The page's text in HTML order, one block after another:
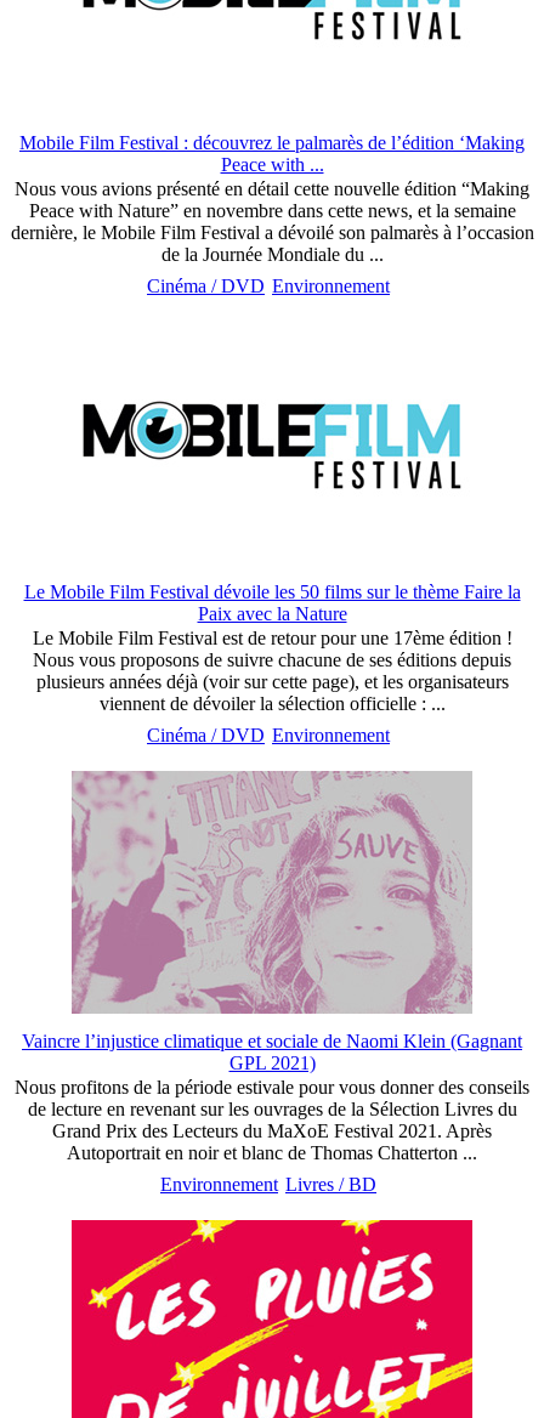
Mobile Film Festival : découvrez le palmarès de l’édition ‘Making
Peace with ...
Nous vous avions présenté en détail cette nouvelle édition “Making
Peace with Nature” en novembre dans cette news, et la semaine
dernière, le Mobile Film Festival a dévoilé son palmarès à l’occasion
de la Journée Mondiale du ...
Cinéma / DVD Environnement
Le Mobile Film Festival dévoile les 50 films sur le thème Faire la
Paix avec la Nature
Le Mobile Film Festival est de retour pour une 17ème édition !
Nous vous proposons de suivre chacune de ses éditions depuis
plusieurs années déjà (voir sur cette page), et les organisateurs
viennent de dévoiler la sélection officielle : ...
Cinéma / DVD Environnement
Vaincre l’injustice climatique et sociale de Naomi Klein (Gagnant
GPL 2021)
Nous profitons de la période estivale pour vous donner des conseils
de lecture en revenant sur les ouvrages de la Sélection Livres du
Grand Prix des Lecteurs du MaXoE Festival 2021. Après
Autoportrait en noir et blanc de Thomas Chatterton ...
Environnement Livres / BD